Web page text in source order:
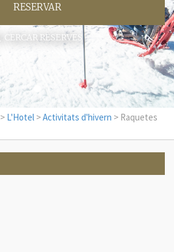
RESERVAR
CERCAR RESERVES
> L'Hotel >Activitats d'hivern > Raquetes